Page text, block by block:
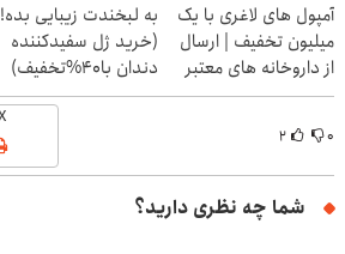
آمپول های لاغری با یک
میلیون تخفیف | ارسال
از داروخانه های معتبر
به لبخندت زیبایی بده!
(خرید ژل سفیدکننده
دندان با40%تخفیف)
۰ ۲
شما چه نظری دارید؟